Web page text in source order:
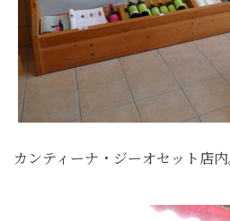
カンティーナ・ジーオセット店内